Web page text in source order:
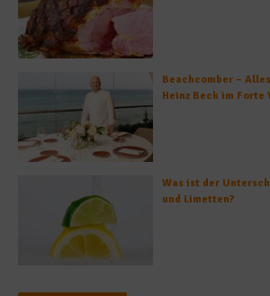
Beachcomber –
Heinz Beck im Forte
Was ist der
und Limetten?